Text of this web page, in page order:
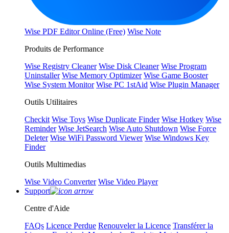
Wise PDF Editor Online (Free) Wise Note
Produits de Performance
Wise Registry Cleaner Wise Disk Cleaner Wise Program
Uninstaller Wise Memory Optimizer Wise Game Booster
Wise System Monitor Wise PC 1stAid Wise Plugin Manager
Outils Utilitaires
Checkit Wise Toys Wise Duplicate Finder Wise Hotkey Wise
Reminder Wise JetSearch Wise Auto Shutdown Wise Force
Deleter Wise WiFi Password Viewer Wise Windows Key
Finder
Outils Multimedias
Wise Video Converter Wise Video Player
Support
Centre d'Aide
FAQs Licence Perdue Renouveler la Licence Transférer la